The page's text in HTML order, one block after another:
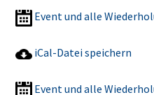
Event und alle
iCal-Datei speichern
Event und alle